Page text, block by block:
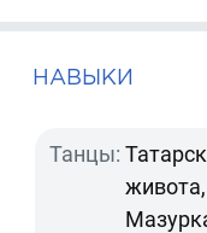
НАВЫКИ
Танцы: